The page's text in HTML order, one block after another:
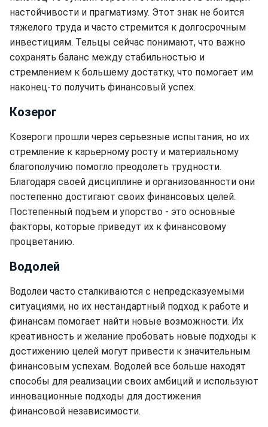
настойчивости и прагматизму. Этот знак не боится
тяжелого труда и часто стремится к долгосрочным
инвестициям. Тельцы сейчас понимают, что важно
сохранять баланс между стабильностью и
стремлением к большему достатку, что помогает им
наконец-то получить финансовый успех.
Козерог
Козероги прошли через серьезные испытания, но их
стремление к карьерному росту и материальному
благополучию помогло преодолеть трудности.
Благодаря своей дисциплине и организованности они
постепенно достигают своих финансовых целей.
Постепенный подъем и упорство - это основные
факторы, которые приведут их к финансовому
процветанию.
Водолей
Водолеи часто сталкиваются с непредсказуемыми
ситуациями, но их нестандартный подход к работе и
финансам помогает найти новые возможности. Их
креативность и желание пробовать новые подходы к
достижению целей могут привести к значительным
финансовым успехам. Водолей все больше находят
способы для реализации своих амбиций и используют
инновационные подходы для достижения
финансовой независимости.